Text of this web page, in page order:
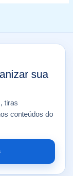
sua
tiras
conteúdos do